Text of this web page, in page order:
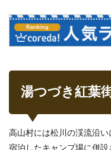
湯つづき紅葉
高山村には松川の渓流沿い
宿泊したキャンプ場に併設